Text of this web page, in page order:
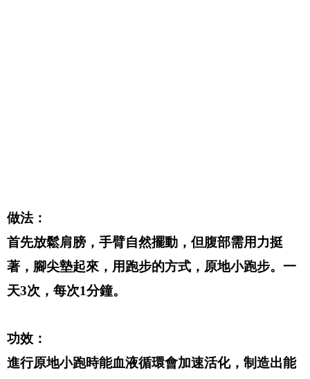
做法：
首先放鬆肩膀，手臂自然擺動，但腹部需用力挺
著，腳尖墊起來，用跑步的方式，原地小跑步。一
天3次，每次1分鐘。
功效：
進行原地小跑時能血液循環會加速活化，制造出能